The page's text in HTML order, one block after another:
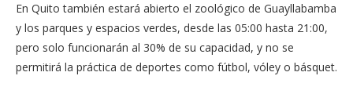
En Quito también estará abierto el zoológico de Guayllabamba
y los parques y espacios verdes, desde las 05:00 hasta 21:00,
pero solo funcionarán al 30% de su capacidad, y no se
permitirá la práctica de deportes como fútbol, vóley o básquet.